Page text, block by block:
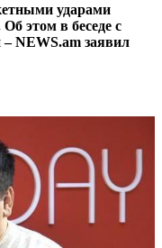
ударами
этом в беседе с
NEWS.am заявил